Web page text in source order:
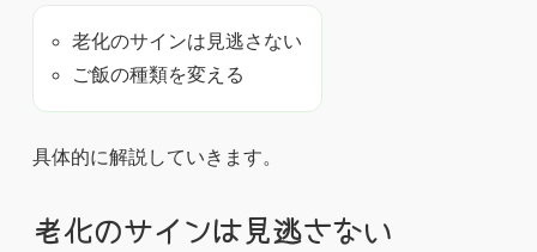
老化のサインは見逃さない
ご飯の種類を変える
具体的に解説していきます。
老化のサインは見逃さない